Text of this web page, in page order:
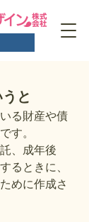
と
る財産や債
す。
、成年後
るときに、
めに作成さ